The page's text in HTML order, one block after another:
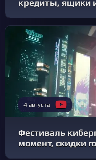
кредиты, ящики
4 августа
Фестиваль
момент, скидки